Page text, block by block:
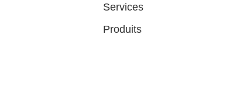
Services
Produits